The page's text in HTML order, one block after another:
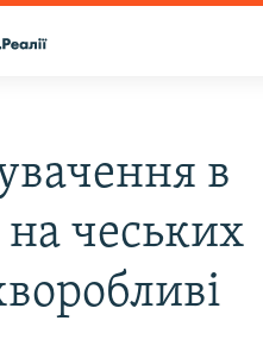
в
на чеських